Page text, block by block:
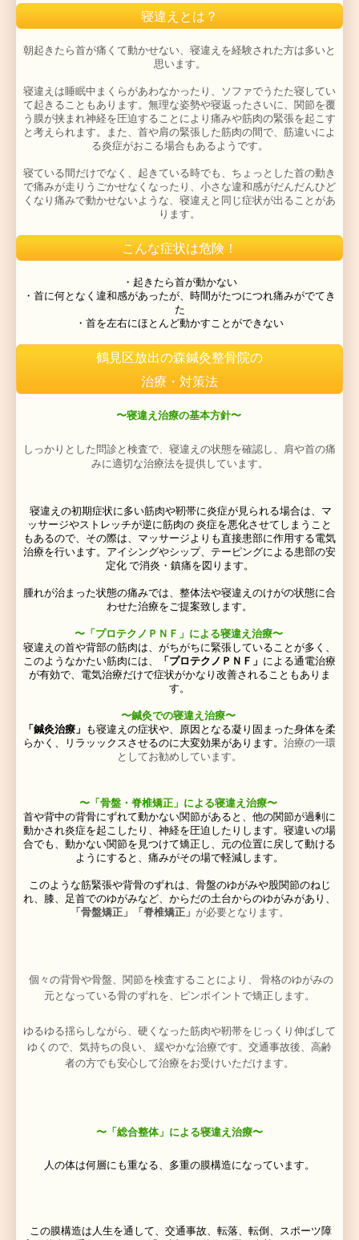
「総合整体」では慢性化したむちうちの根本的原因であ
重なった体への負担を
全身的アプローチで 取り除
手足や首、体幹をテコとして利用し、優しい、リズミ
全身の筋肉や膜、関節、靭帯をリラックスさせ、頑固に
の緊張ラインをほぐし、体のバランスとアライメント
に戻してゆくのです。
首だけでなく体のあらゆる場所に生じる痛みや機能不全
内臓の問題、自律神経の問題、ホルモンバラン
疫機能の問題なども改善します。
〜運動・生活習慣指導〜
せっかく治療院で治療しても、間違った姿勢や体の使
お身体の状態に合わせた指導を行ってゆきます
交通事故にあっただけでなく、重いものを持った、階段
でも上記のような症状が出てきた場合は 一度しっかり
ずみを検査、治療する事をお勧めします。
痛みの原因となる、膜の緊張、筋肉の緊張や関節の固
ンでは写りません。
手による丁寧な触診て初めて分かります。
薬やシップ、電気治療、マッサージ、バキバキする矯
ためしたけど症状が改善されない、今の治療内容に不
寧に治療してほしい、 待ち時間が長いので通院しづら
題を全身全霊でサポートします。
寝違えとは？
て起きることもあります。無理な姿勢や寝返ったさい
こんな症状は危険！
鶴見区放出の森鍼灸整骨院の
治療・対策法